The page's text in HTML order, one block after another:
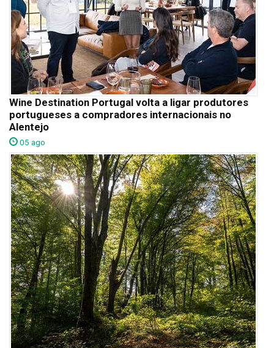
Wine Destination Portugal volta a ligar produtores
portugueses a compradores internacionais no
Alentejo
05 ago